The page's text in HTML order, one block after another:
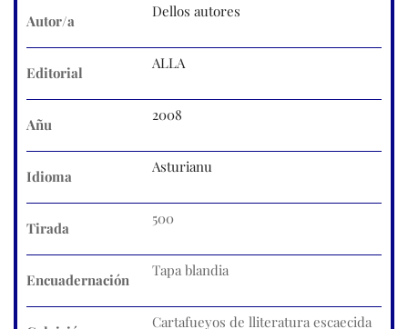
Autor/a
Dellos autores
Editorial
ALLA
Añu
2008
Idioma
Asturianu
Tirada
500
Encuadernación
Tapa blandia
Cartafueyos de lliteratura escaecida